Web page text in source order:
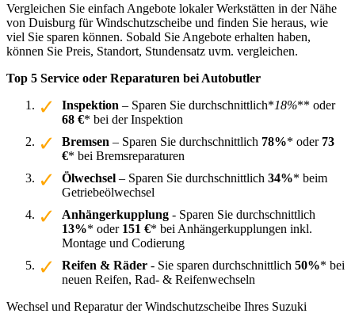
Vergleichen Sie einfach Angebote lokaler Werkstätten in der Nähe
von Duisburg für Windschutzscheibe und finden Sie heraus, wie
viel Sie sparen können. Sobald Sie Angebote erhalten haben,
können Sie Preis, Standort, Stundensatz uvm. vergleichen.
Top 5 Service oder Reparaturen bei Autobutler
Inspektion – Sparen Sie durchschnittlich*18%** oder
68 €* bei der Inspektion
Bremsen – Sparen Sie durchschnittlich 78%* oder 73
€* bei Bremsreparaturen
Ölwechsel – Sparen Sie durchschnittlich 34%* beim
Getriebeölwechsel
Anhängerkupplung - Sparen Sie durchschnittlich
13%* oder 151 €* bei Anhängerkupplungen inkl.
Montage und Codierung
Reifen & Räder - Sie sparen durchschnittlich 50%* bei
neuen Reifen, Rad- & Reifenwechseln
Wechsel und Reparatur der Windschutzscheibe Ihres Suzuki